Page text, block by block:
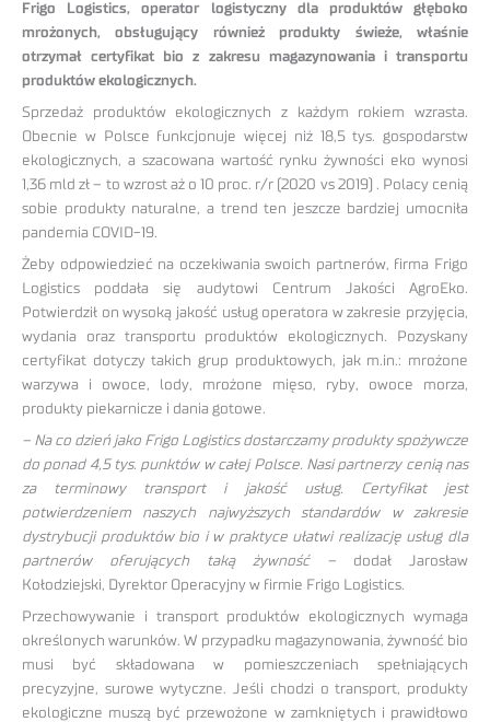
Frigo Logistics, operator logistyczny dla produktów głęboko
mrożonych, obsługujący również produkty świeże, właśnie
otrzymał certyfikat bio z zakresu magazynowania i transportu
produktów ekologicznych.
Sprzedaż produktów ekologicznych z każdym rokiem wzrasta.
Obecnie w Polsce funkcjonuje więcej niż 18,5 tys. gospodarstw
ekologicznych, a szacowana wartość rynku żywności eko wynosi
1,36 mld zł – to wzrost aż o 10 proc. r/r (2020 vs 2019) . Polacy cenią
sobie produkty naturalne, a trend ten jeszcze bardziej umocniła
pandemia COVID-19.
Żeby odpowiedzieć na oczekiwania swoich partnerów, firma Frigo
Logistics poddała się audytowi Centrum Jakości AgroEko.
Potwierdził on wysoką jakość usług operatora w zakresie przyjęcia,
wydania oraz transportu produktów ekologicznych. Pozyskany
certyfikat dotyczy takich grup produktowych, jak m.in.: mrożone
warzywa i owoce, lody, mrożone mięso, ryby, owoce morza,
produkty piekarnicze i dania gotowe.
– Na co dzień jako Frigo Logistics dostarczamy produkty spożywcze
do ponad 4,5 tys. punktów w całej Polsce. Nasi partnerzy cenią nas
za terminowy transport i jakość usług. Certyfikat jest
potwierdzeniem naszych najwyższych standardów w zakresie
dystrybucji produktów bio i w praktyce ułatwi realizację usług dla
partnerów oferujących taką żywność – dodał Jarosław
Kołodziejski, Dyrektor Operacyjny w firmie Frigo Logistics.
Przechowywanie i transport produktów ekologicznych wymaga
określonych warunków. W przypadku magazynowania, żywność bio
musi być składowana w pomieszczeniach spełniających
precyzyjne, surowe wytyczne. Jeśli chodzi o transport, produkty
ekologiczne muszą być przewożone w zamkniętych i prawidłowo